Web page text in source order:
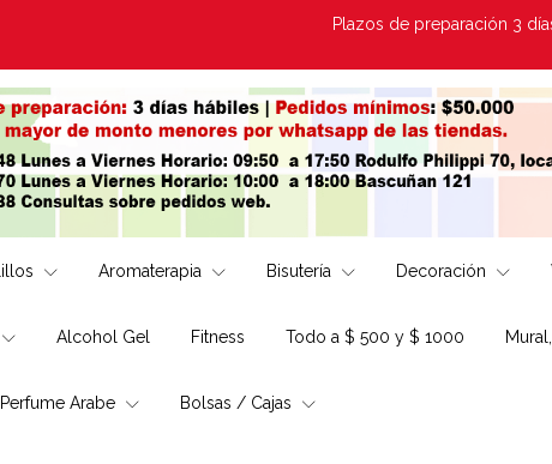
Plazos de preparación 3 días
Aromaterapia Bisutería Decoración
Alcohol Gel Fitness Todo a $ 500 y $ 1000
Perfume Arabe Bolsas / Cajas